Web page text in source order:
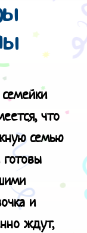
что
семью
и
ждут,